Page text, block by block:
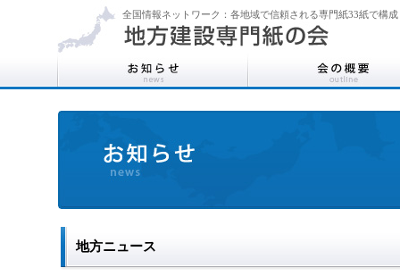
全国情報ネットワーク：各地域で信頼される専門紙33紙で構成
地方ニュース